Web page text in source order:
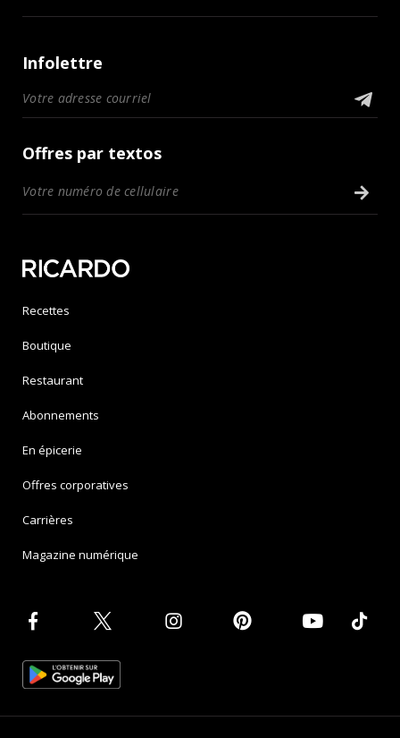
Infolettre
Offres par textos
Recettes
Boutique
Restaurant
Abonnements
En épicerie
Offres corporatives
Carrières
Magazine numérique